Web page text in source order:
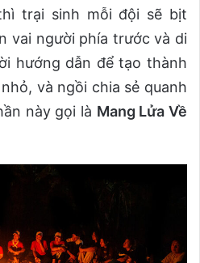
trại sinh mỗi đội sẽ bịt
vai người phía trước và di
hướng dẫn để tạo thành
và ngồi chia sẻ quanh
này gọi là Mang Lửa Về